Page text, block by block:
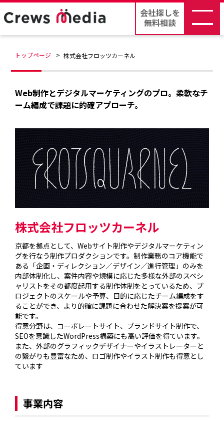
会社探しを
無料相談
トップページ 株式会社フロッツカーネル
Web制作とデジタルマーケティングのプロ。柔軟なチ
ーム編成で課題に的確アプローチ。
株式会社フロッツカーネル
京都を拠点として、Webサイト制作やデジタルマーケティン
グを行なう制作プロダクションです。制作業務のコア機能で
ある「企画・ディレクション／デザイン／進行管理」のみを
内部体制化し、案件内容や規模に応じた多様な外部のスペシ
ャリストをその都度起用する制作体制をとっているため、プ
ロジェクトのスケールや予算、目的に応じたチーム編成をす
ることができ、より的確に課題に合わせた解決案を提案が可
能です。
得意分野は、コーポレートサイト、ブランドサイト制作で、
SEOを意識したWordPress構築にも高い評価を得ています。
また、外部のグラフィックデザイナーやイラストレーターと
の繋がりも豊富なため、ロゴ制作やイラスト制作も得意とし
ています
事業内容